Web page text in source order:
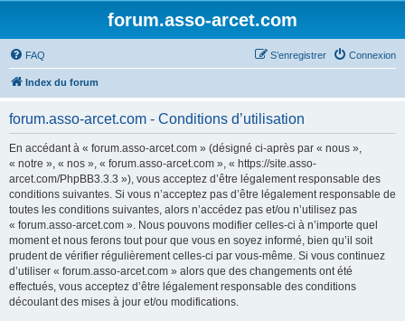
forum.asso-arcet.com
FAQ Connexion
S’enregistrer
Index du forum
forum.asso-arcet.com - Conditions d’utilisation
En accédant à « forum.asso-arcet.com » (désigné ci-après par « nous »,
« notre », « nos », « forum.asso-arcet.com », « https://site.asso-
arcet.com/PhpBB3.3.3 »), vous acceptez d’être légalement responsable des
conditions suivantes. Si vous n’acceptez pas d’être légalement responsable de
toutes les conditions suivantes, alors n’accédez pas et/ou n’utilisez pas
« forum.asso-arcet.com ». Nous pouvons modifier celles-ci à n’importe quel
moment et nous ferons tout pour que vous en soyez informé, bien qu’il soit
prudent de vérifier régulièrement celles-ci par vous-même. Si vous continuez
d’utiliser « forum.asso-arcet.com » alors que des changements ont été
effectués, vous acceptez d’être légalement responsable des conditions
découlant des mises à jour et/ou modifications.